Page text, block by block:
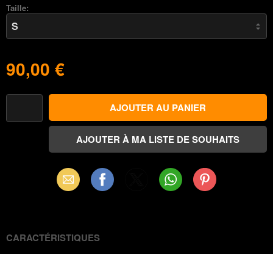
Taille:
90,00 €
Email Facebook WhatsAppPinterest
CARACTÉRISTIQUES